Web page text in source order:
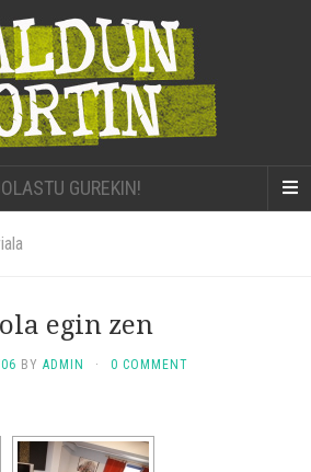
GUREKIN!
egin zen
BY ADMIN · 0 COMMENT